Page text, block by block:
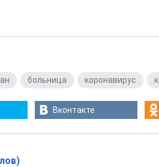
больница коронавирус
Вконтакте